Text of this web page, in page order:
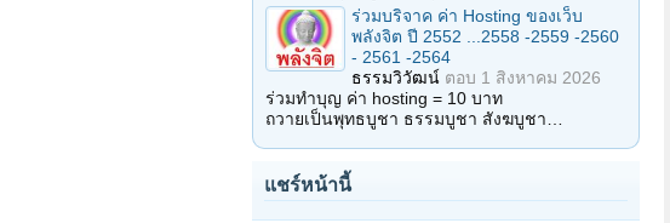
ร่วมบริจาค ค่า Hosting ของเว็บ
พลังจิต ปี 2552 ...2558 -2559 -2560
- 2561 -2564
ธรรมวิวัฒน์ ตอบ 1 สิงหาคม 2026
ร่วมทำบุญ ค่า hosting = 10 บาท
ถวายเป็นพุทธบูชา ธรรมบูชา สังฆบูชา…
แชร์หน้านี้